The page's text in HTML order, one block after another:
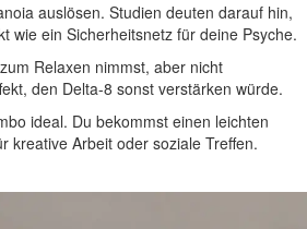
auslösen. Studien deuten darauf hin,
wie ein Sicherheitsnetz für deine Psyche.
Relaxen nimmst, aber nicht
den Delta-8 sonst verstärken würde.
ideal. Du bekommst einen leichten
kreative Arbeit oder soziale Treffen.